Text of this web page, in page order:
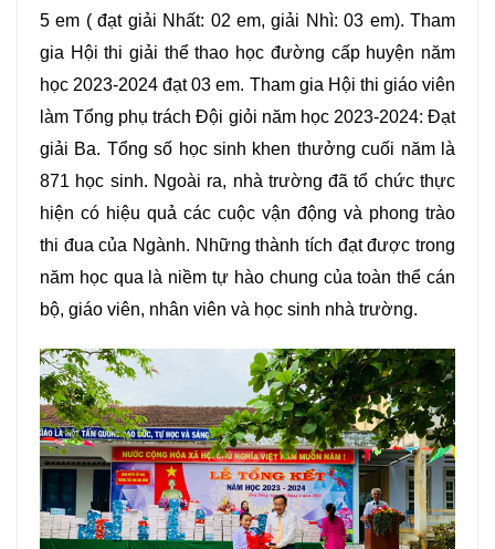
5 em ( đạt giải Nhất: 02 em, giải Nhì: 03 em). Tham
gia Hội thi giải thể thao học đường cấp huyện năm
học 2023-2024 đạt 03 em. Tham gia Hội thi giáo viên
làm Tổng phụ trách Đội giỏi năm học 2023-2024: Đạt
giải Ba. Tổng số học sinh khen thưởng cuối năm là
871 học sinh. Ngoài ra, nhà trường đã tổ chức thực
hiện có hiệu quả các cuộc vận động và phong trào
thi đua của Ngành. Những thành tích đạt được trong
năm học qua là niềm tự hào chung của toàn thể cán
bộ, giáo viên, nhân viên và học sinh nhà trường.